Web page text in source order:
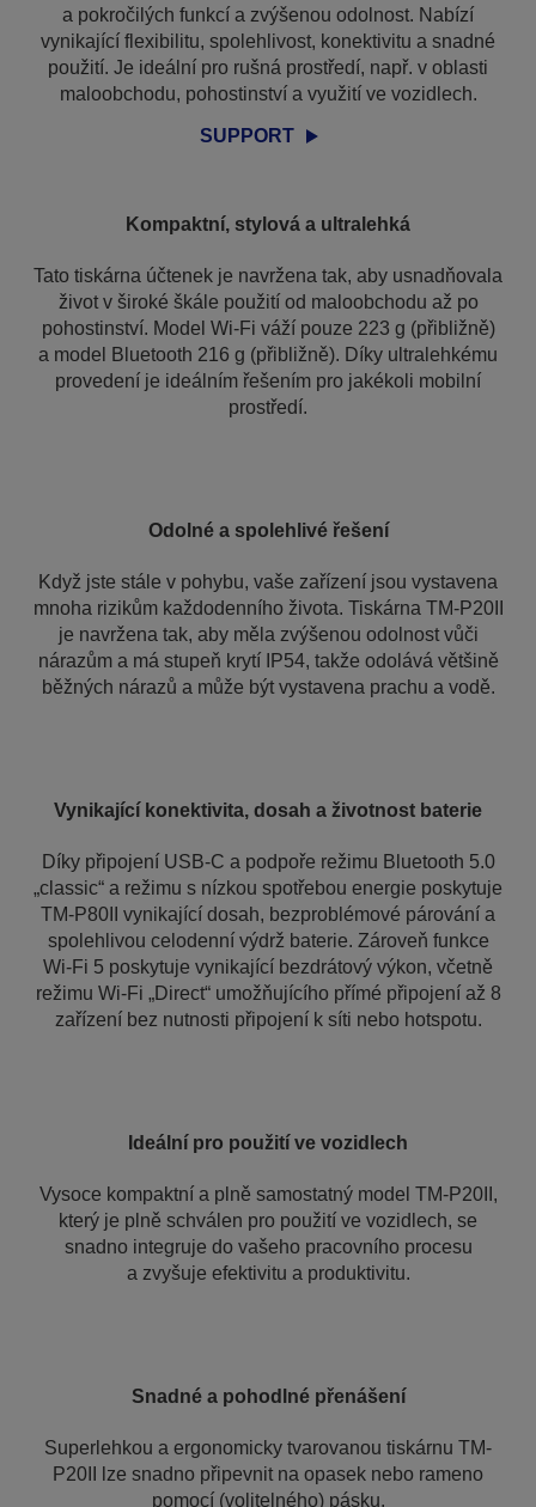
a pokročilých funkcí a zvýšenou odolnost. Nabízí
vynikající flexibilitu, spolehlivost, konektivitu a snadné
použití. Je ideální pro rušná prostředí, např. v oblasti
maloobchodu, pohostinství a využití ve vozidlech.
SUPPORT
Kompaktní, stylová a ultralehká
Tato tiskárna účtenek je navržena tak, aby usnadňovala
život v široké škále použití od maloobchodu až po
pohostinství. Model Wi-Fi váží pouze 223 g (přibližně)
a model Bluetooth 216 g (přibližně). Díky ultralehkému
provedení je ideálním řešením pro jakékoli mobilní
prostředí.
Odolné a spolehlivé řešení
Když jste stále v pohybu, vaše zařízení jsou vystavena
mnoha rizikům každodenního života. Tiskárna TM-P20II
je navržena tak, aby měla zvýšenou odolnost vůči
nárazům a má stupeň krytí IP54, takže odolává většině
běžných nárazů a může být vystavena prachu a vodě.
Vynikající konektivita, dosah a životnost baterie
Díky připojení USB-C a podpoře režimu Bluetooth 5.0
„classic“ a režimu s nízkou spotřebou energie poskytuje
TM-P80II vynikající dosah, bezproblémové párování a
spolehlivou celodenní výdrž baterie. Zároveň funkce
Wi-Fi 5 poskytuje vynikající bezdrátový výkon, včetně
režimu Wi-Fi „Direct“ umožňujícího přímé připojení až 8
zařízení bez nutnosti připojení k síti nebo hotspotu.
Ideální pro použití ve vozidlech
Vysoce kompaktní a plně samostatný model TM-P20II,
který je plně schválen pro použití ve vozidlech, se
snadno integruje do vašeho pracovního procesu
a zvyšuje efektivitu a produktivitu.
Snadné a pohodlné přenášení
Superlehkou a ergonomicky tvarovanou tiskárnu TM-
P20II lze snadno připevnit na opasek nebo rameno
pomocí (volitelného) pásku.